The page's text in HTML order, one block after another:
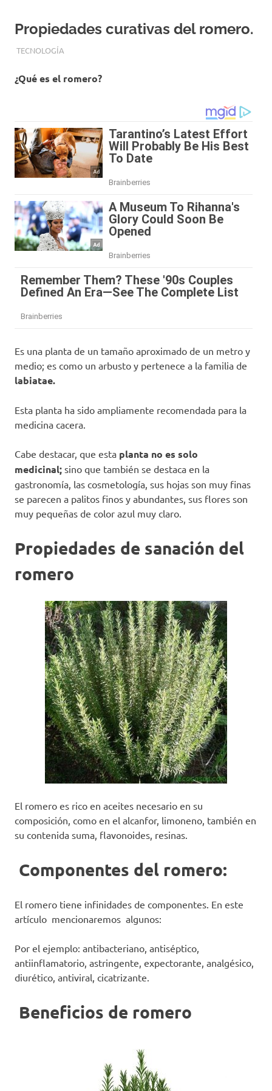
Propiedades curativas del romero.
DICIEMBRE 27, 2018
EQUIPO DE REDACCIÓN
TECNOLOGÍA
¿Qué es el romero?
Es una planta de un tamaño aproximado de un metro y
medio; es como un arbusto y pertenece a la familia de
labiatae.
Esta planta ha sido ampliamente recomendada para la
medicina cacera.
Cabe destacar, que esta planta no es solo
medicinal; sino que también se destaca en la
gastronomía, las cosmetología, sus hojas son muy finas
se parecen a palitos finos y abundantes, sus flores son
muy pequeñas de color azul muy claro.
Propiedades de sanación del
romero
El romero es rico en aceites necesario en su
composición, como en el alcanfor, limoneno, también en
su contenida suma, flavonoides, resinas.
Componentes del romero:
El romero tiene infinidades de componentes. En este
artículo mencionaremos algunos:
Por el ejemplo: antibacteriano, antiséptico,
antiinflamatorio, astringente, expectorante, analgésico,
diurético, antiviral, cicatrizante.
Beneficios de romero